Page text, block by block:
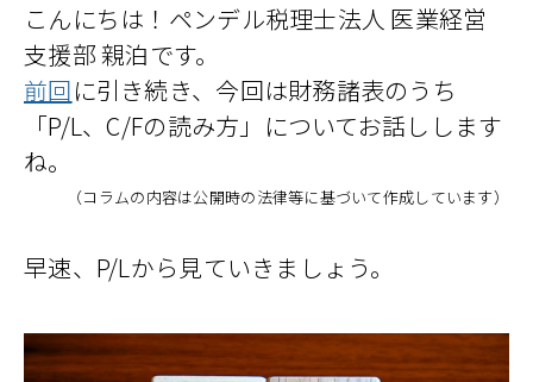
こんにちは！ペンデル税理士法人 医業経営
支援部 親泊です。
前回に引き続き、今回は財務諸表のうち
「P/L、C/Fの読み方」についてお話しします
ね。
（コラムの内容は公開時の法律等に基づいて作成しています）
早速、P/Lから見ていきましょう。